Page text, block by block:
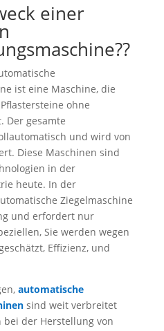
einer
ist eine Maschine, die
​​ohne
Der gesamte
und wird von
Diese Maschinen sind
in der
heute. In der
Ziegelmaschine
und erfordert nur
Sie werden wegen
Effizienz, und
automatische
sind weit verbreitet
der Herstellung von